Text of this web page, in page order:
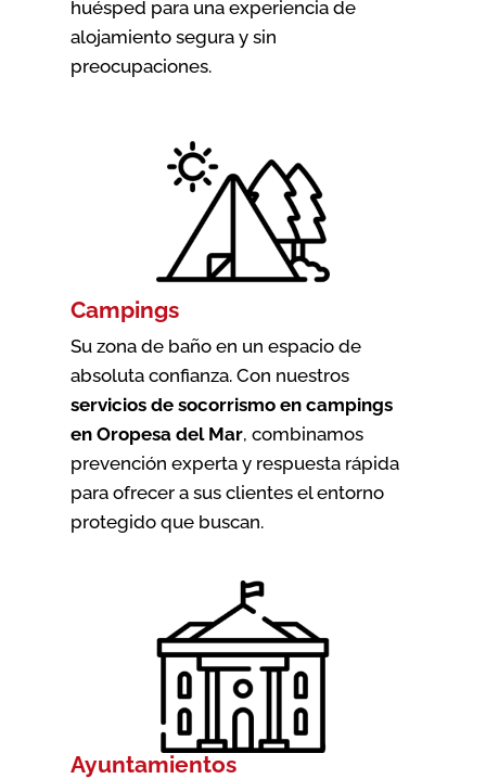
huésped para una experiencia de
alojamiento segura y sin
preocupaciones.
Campings
Su zona de baño en un espacio de
absoluta confianza. Con nuestros
servicios de socorrismo en campings
en Oropesa del Mar, combinamos
prevención experta y respuesta rápida
para ofrecer a sus clientes el entorno
protegido que buscan.
Ayuntamientos